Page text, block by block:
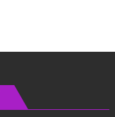
พร้อม